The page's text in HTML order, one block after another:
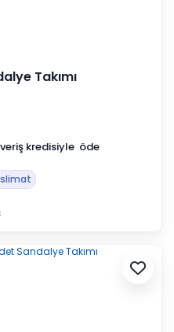
Takımı
kredisiyle öde